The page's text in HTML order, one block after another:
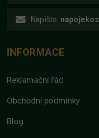
Napište:
INFORMACE
Reklamační řád
Obchodní podmínky
Blog